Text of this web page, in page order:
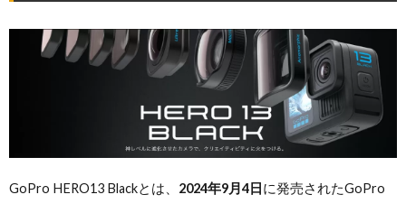
GoPro HERO13 Blackとは、 2024年9月4日 に発売されたGoPro